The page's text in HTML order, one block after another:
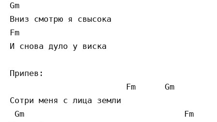
Gm
Вниз смотрю я свысока
Fm
И снова дуло у виска
Припев:
                        Fm      Gm
Сотри меня с лица земли
Gm